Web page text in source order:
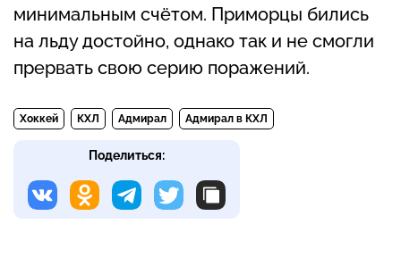
минимальным счётом. Приморцы бились
на льду достойно, однако так и не смогли
прервать свою серию поражений.
Хоккей КХЛ Адмирал Адмирал в КХЛ
Поделиться: